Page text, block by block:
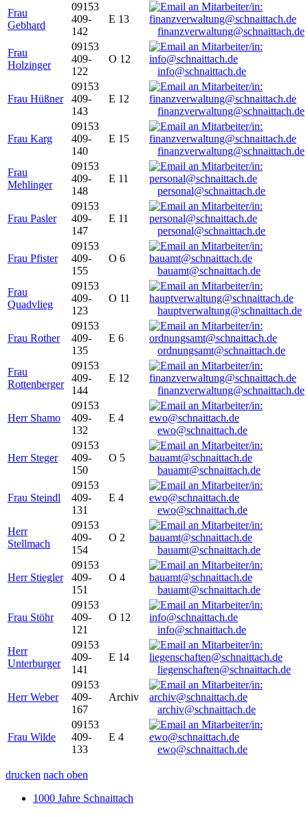
Frau
Gebhard
09153
409-
142
E 13
finanzverwaltung@schnaittach.de
Frau
Holzinger
09153
409-
122
O 12
info@schnaittach.de
Frau Hüßner
09153
409-
143
E 12
finanzverwaltung@schnaittach.de
Frau Karg
09153
409-
140
E 15
finanzverwaltung@schnaittach.de
Frau
Mehlinger
09153
409-
148
E 11
personal@schnaittach.de
Frau Pasler
09153
409-
147
E 11
personal@schnaittach.de
Frau Pfister
09153
409-
155
O 6
bauamt@schnaittach.de
Frau
Quadvlieg
09153
409-
123
O 11
hauptverwaltung@schnaittach.de
Frau Rother
09153
409-
135
E 6
ordnungsamt@schnaittach.de
Frau
Rottenberger
09153
409-
144
E 12
finanzverwaltung@schnaittach.de
Herr Shamo
09153
409-
132
E 4
ewo@schnaittach.de
Herr Steger
09153
409-
150
O 5
bauamt@schnaittach.de
Frau Steindl
09153
409-
131
E 4
ewo@schnaittach.de
Herr
Stellmach
09153
409-
154
O 2
bauamt@schnaittach.de
Herr Stiegler
09153
409-
151
O 4
bauamt@schnaittach.de
Frau Stöhr
09153
409-
121
O 12
info@schnaittach.de
Herr
Unterburger
09153
409-
141
E 14
liegenschaften@schnaittach.de
Herr Weber
09153
409-
167
Archiv
archiv@schnaittach.de
Frau Wilde
09153
409-
133
E 4
ewo@schnaittach.de
drucken nach oben
1000 Jahre Schnaittach